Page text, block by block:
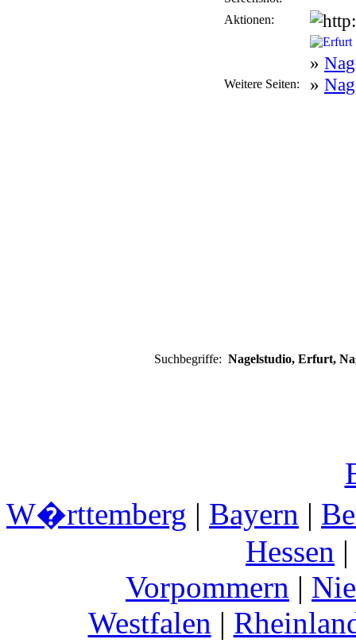
Aktionen:
Weitere Seiten:
»
»
Suchbegriffe: Nagelstudio, Erfurt,
W�rttemberg | Bayern |
Hessen |
Vorpommern |
Westfalen |